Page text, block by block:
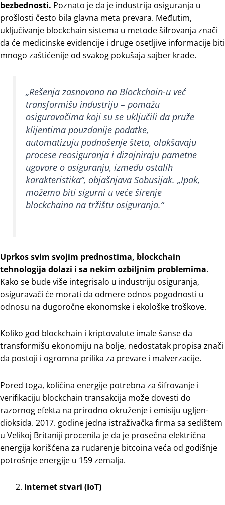
bezbednosti. Poznato je da je industrija osiguranja u
prošlosti često bila glavna meta prevara. Međutim,
uključivanje blockchain sistema u metode šifrovanja znači
da će medicinske evidencije i druge osetljive informacije biti
mnogo zaštićenije od svakog pokušaja sajber krađe.
„Rešenja zasnovana na Blockchain-u već
transformišu industriju – pomažu
osiguravačima koji su se uključili da pruže
klijentima pouzdanije podatke,
automatizuju podnošenje šteta, olakšavaju
procese reosiguranja i dizajniraju pametne
ugovore o osiguranju, između ostalih
karakteristika“, objašnjava Sobusijak. „Ipak,
možemo biti sigurni u veće širenje
blockchaina na tržištu osiguranja.“
Uprkos svim svojim prednostima, blockchain
tehnologija dolazi i sa nekim ozbiljnim problemima.
Kako se bude više integrisalo u industriju osiguranja,
osiguravači će morati da odmere odnos pogodnosti u
odnosu na dugoročne ekonomske i ekološke troškove.
Koliko god blockchain i kriptovalute imale šanse da
transformišu ekonomiju na bolje, nedostatak propisa znači
da postoji i ogromna prilika za prevare i malverzacije.
Pored toga, količina energije potrebna za šifrovanje i
verifikaciju blockchain transakcija može dovesti do
razornog efekta na prirodno okruženje i emisiju ugljen-
dioksida. 2017. godine jedna istraživačka firma sa sedištem
u Velikoj Britaniji procenila je da je prosečna električna
energija korišćena za rudarenje bitcoina veća od godišnje
potrošnje energije u 159 zemalja.
Internet stvari (IoT)